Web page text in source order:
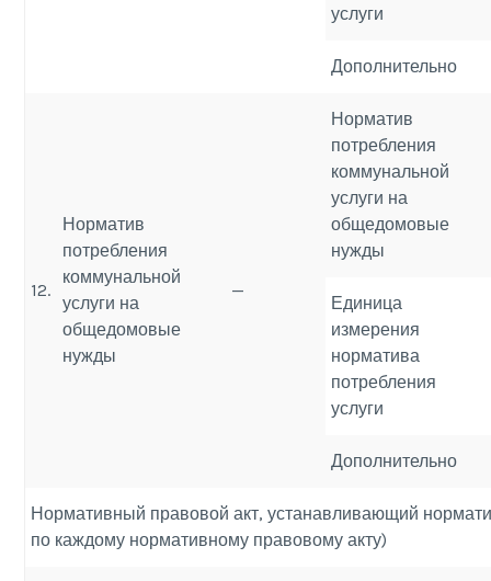
услуги
Дополнительно
12.
Норматив
потребления
коммунальной
услуги на
общедомовые
нужды
—
Норматив
потребления
коммунальной
услуги на
общедомовые
нужды
Единица
измерения
норматива
потребления
услуги
Дополнительно
Нормативный правовой акт, устанавливающий
по каждому нормативному правовому акту)